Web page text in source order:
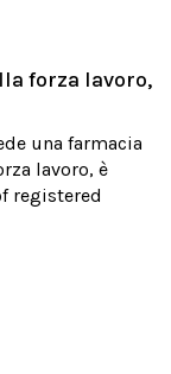
forza lavoro,
una farmacia
lavoro, è
registered